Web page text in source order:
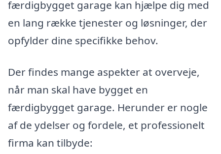
færdigbygget garage kan hjælpe dig med
en lang række tjenester og løsninger, der
opfylder dine specifikke behov.
Der findes mange aspekter at overveje,
når man skal have bygget en
færdigbygget garage. Herunder er nogle
af de ydelser og fordele, et professionelt
firma kan tilbyde: